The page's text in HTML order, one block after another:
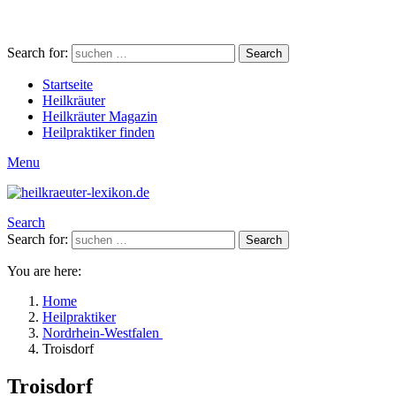
Search for: Search
Startseite
Heilkräuter
Heilkräuter Magazin
Heilpraktiker finden
Menu
Search
Search for:
Search
You are here:
Home
Heilpraktiker
Nordrhein-Westfalen
Troisdorf
Troisdorf